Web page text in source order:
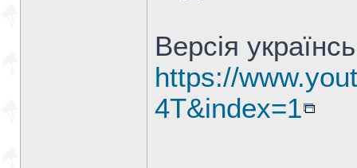
Версія
https://
4T&index=1